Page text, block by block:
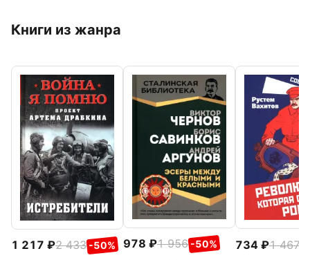
Книги из жанра
1 217 2 433 -50% 978 1 956 -50% 734 1 467